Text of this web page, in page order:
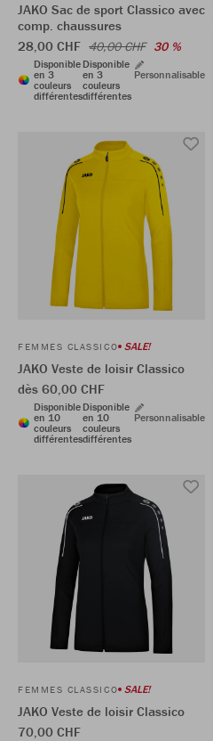
JAKO Sac de sport Classico avec
comp. chaussures
28,00 CHF 40,00 CHF 30 %
Disponible
en 3
couleurs
différentes
Disponible
en 3
couleurs
différentes
Personnalisable
FEMMES CLASSICO SALE!
JAKO Veste de loisir Classico
dès 60,00 CHF
Disponible
en 10
couleurs
différentes
Disponible
en 10
couleurs
différentes
Personnalisable
FEMMES CLASSICO SALE!
JAKO Veste de loisir Classico
70,00 CHF